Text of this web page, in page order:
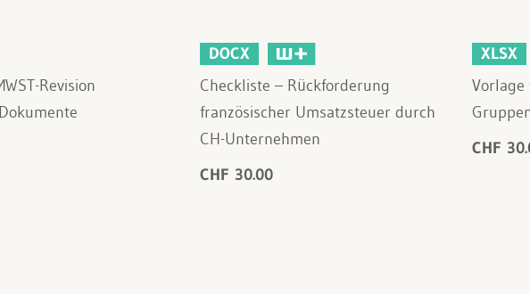
Revision
DOCX
Checkliste – Rückforderung
französischer Umsatzsteuer durch
CH-Unternehmen
CHF 30.00
XLSX
Vorlage
CHF